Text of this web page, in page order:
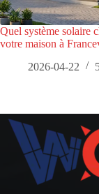
Quel système solaire
votre maison à
2026-04-22